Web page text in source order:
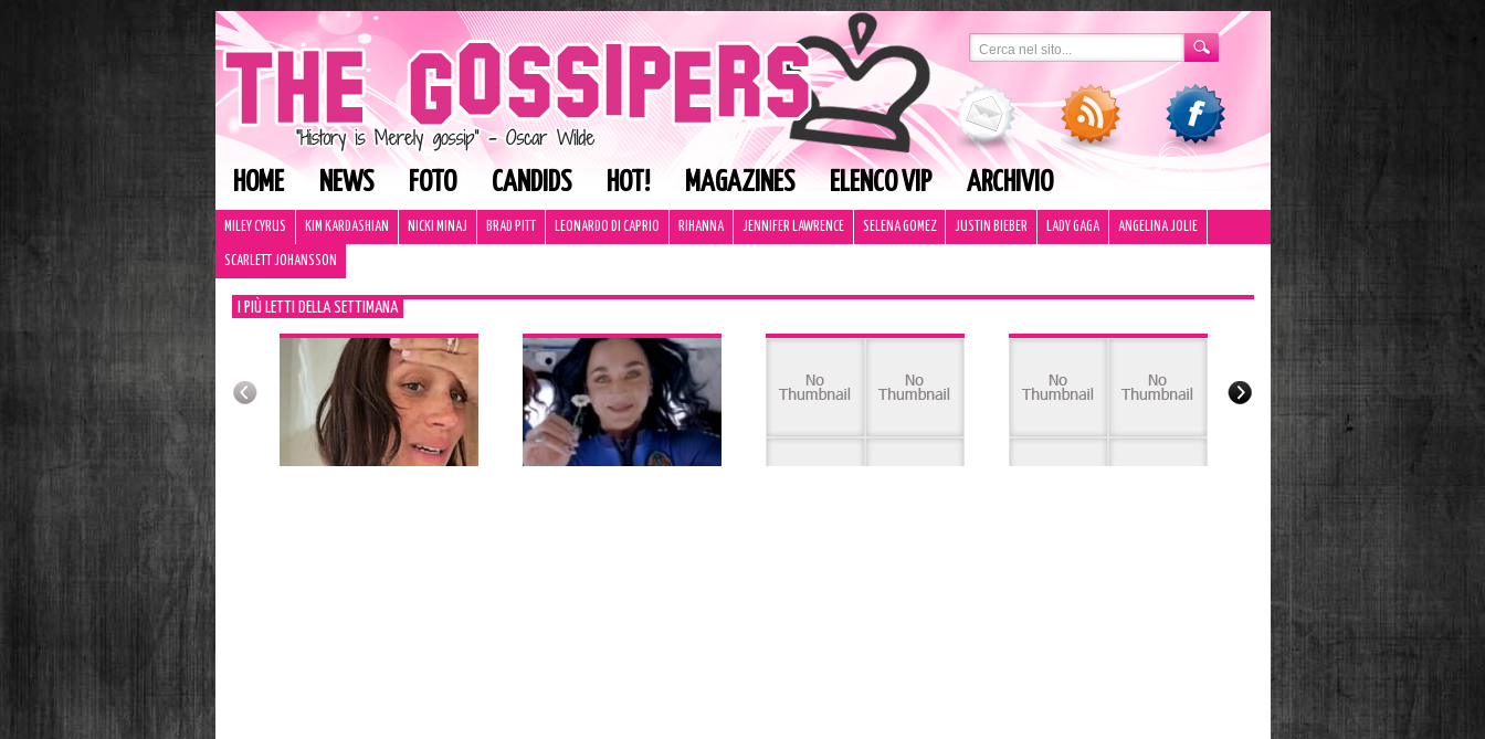
HOME NEWS FOTO CANDIDS HOT! MAGAZINES ELENCO VIP ARCHIVIO
MILEY CYRUS KIM KARDASHIAN NICKI MINAJ BRAD PITT LEONARDO DI CAPRIO RIHANNA JENNIFER LAWRENCE SELENA GOMEZ JUSTIN BIEBER LADY GAGA ANGELINA JOLIE
SCARLETT JOHANSSON
I PIÙ LETTI DELLA SETTIMANA